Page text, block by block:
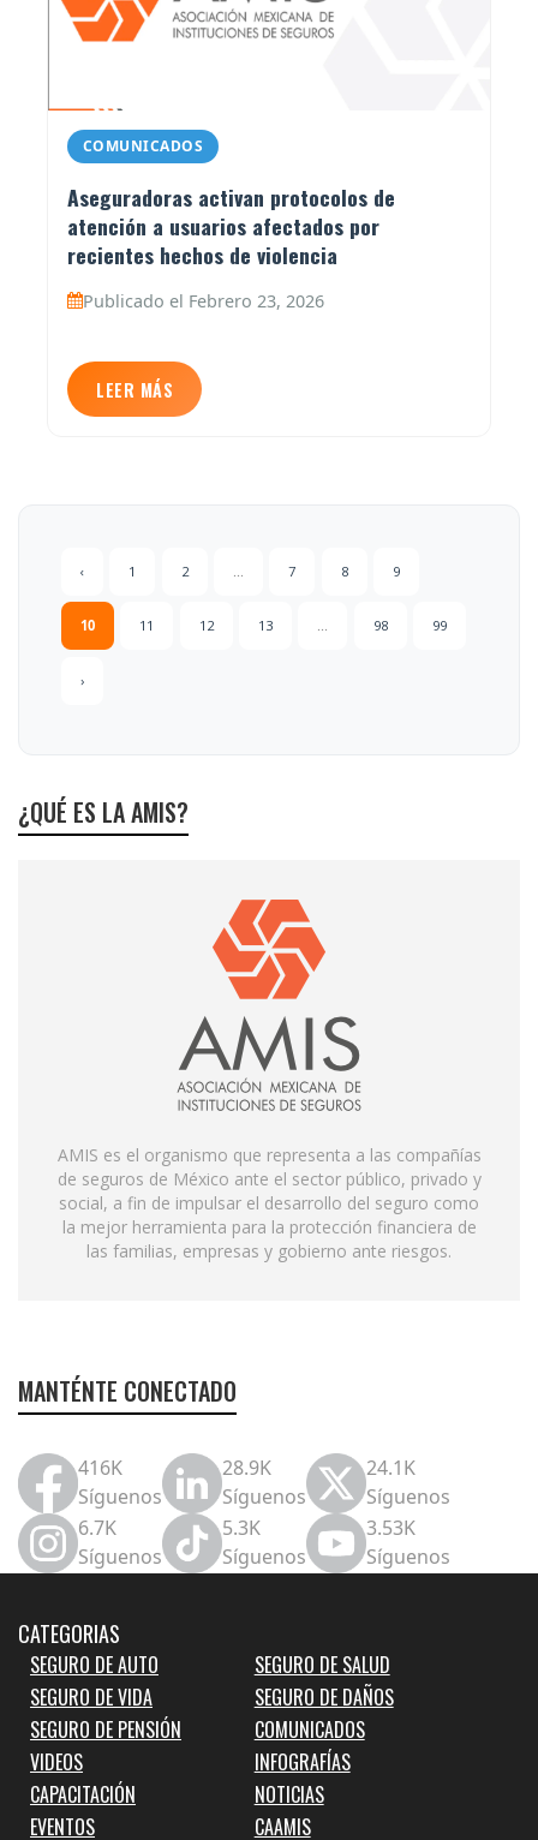
COMUNICADOS
Aseguradoras activan protocolos de
atención a usuarios afectados por
recientes hechos de violencia
Publicado el Febrero 23, 2026
LEER MÁS
‹ 1 2 ... 7 8 9
10 11 12 13 ... 98 99
›
¿QUÉ ES LA AMIS?
AMIS es el organismo que representa a las compañías
de seguros de México ante el sector público, privado y
social, a fin de impulsar el desarrollo del seguro como
la mejor herramienta para la protección financiera de
las familias, empresas y gobierno ante riesgos.
MANTÉNTE CONECTADO
416K
Síguenos
28.9K
Síguenos
24.1K
Síguenos
6.7K
Síguenos
5.3K
Síguenos
3.53K
Síguenos
CATEGORIAS
SEGURO DE AUTO
SEGURO DE SALUD
SEGURO DE VIDA
SEGURO DE DAÑOS
SEGURO DE PENSIÓN
COMUNICADOS
VIDEOS
INFOGRAFÍAS
CAPACITACIÓN
NOTICIAS
EVENTOS
CAAMIS